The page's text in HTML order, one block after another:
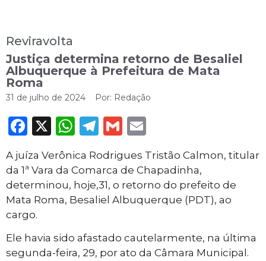
Reviravolta
Justiça determina retorno de Besaliel
Albuquerque à Prefeitura de Mata
Roma
31 de julho de 2024 Por: Redação
Facebook
X WhatsApp
Telegram
Gmail
A juíza Verônica Rodrigues Tristão Calmon, titular
da 1ª Vara da Comarca de Chapadinha,
determinou, hoje,31, o retorno do prefeito de
Mata Roma, Besaliel Albuquerque (PDT), ao
cargo.
Ele havia sido afastado cautelarmente, na última
segunda-feira, 29, por ato da Câmara Municipal.